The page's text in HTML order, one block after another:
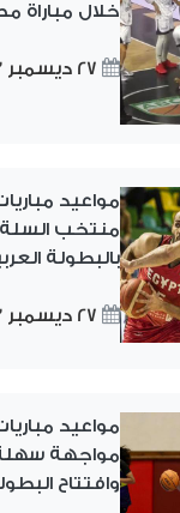
خلال مباراة
27 ديسمبر 2023
مواعيد
منتخب السلة
بالبطولة
27 ديسمبر 2023
مواعيد
مواجهة سهلة
وافتتاح